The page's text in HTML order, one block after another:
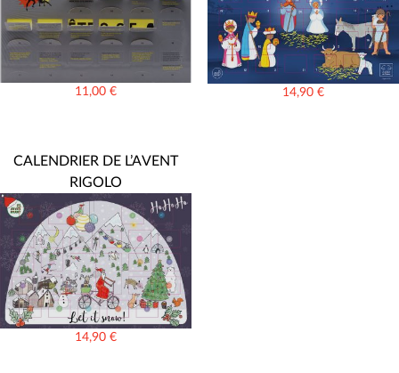
11,00€ 14,90 €
CALENDRIER DE L’AVENT
RIGOLO
14,90€